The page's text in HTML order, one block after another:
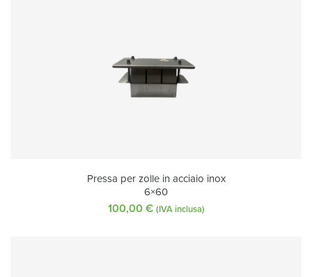
Pressa per zolle in acciaio inox
6×60
100,00 € (IVA inclusa)